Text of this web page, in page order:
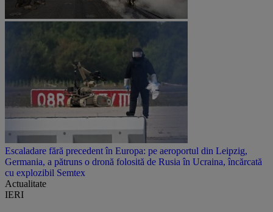
Escaladare fără precedent în Europa: pe aeroportul din Leipzig,
Germania, a pătruns o dronă folosită de Rusia în Ucraina, încărcată
cu explozibil Semtex
Actualitate
IERI